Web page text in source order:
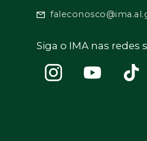
Siga o IMA nas redes